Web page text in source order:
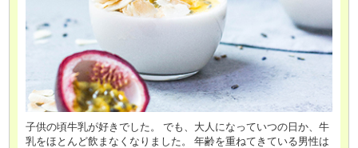
子供の頃牛乳が好きでした。 でも、大人になっていつの日か、牛
乳をほとんど飲まなくなりました。 年齢を重ねてきている男性は